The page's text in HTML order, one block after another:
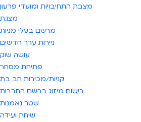
מצבת התחיבויות ומועדי פרעון
מצגת
מרשם בעלי מניות
ניירות ערך חדשים
עושה שוק
פתיחת מסחר
קניות/מכירות חב בת
רישום מיזוג ברשם החברות
שטר נאמנות
שיחת ועידה